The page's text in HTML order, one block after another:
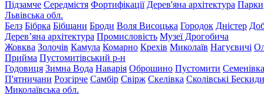
Підзамче Середмістя Фортифікації Дерев'яна архітектура Парки
Львівська обл.
Белз Бібрка Бібщани Броди Воля Висоцька Городок Дністер
Дерев’яна архітектура Промисловість Музеї Дрогобича
Жовква Золочів Камула Комарно Крехів Миколаїв Нагуєвичі
Прийма Пустомитівський р-н
Годовиця Зимна Вода Наварія Оброшино Пустомити Семенівка
П'ятничани Розгірче Самбір Свірж Скелівка Сколівські Бескиди
Миколаївська обл.